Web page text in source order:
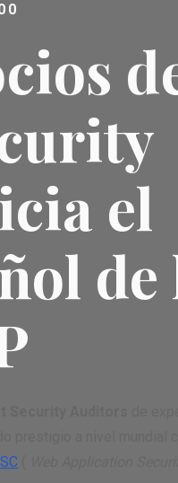
el
de
(